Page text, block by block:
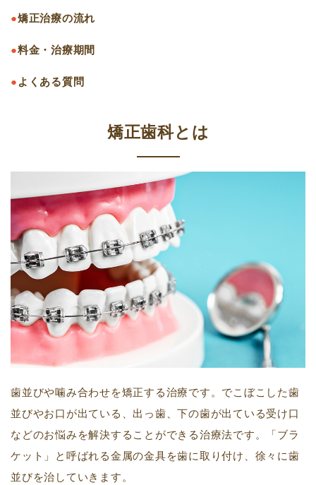
●矯正治療の流れ
●料金・治療期間
● よくある質問
矯正歯科とは
歯並びや噛み合わせを矯正する治療です。でこぼこした歯
並びやお口が出ている、出っ歯、下の歯が出ている受け口
などのお悩みを解決することができる治療法です。「ブラ
ケット」と呼ばれる金属の金具を歯に取り付け、徐々に歯
並びを治していきます。